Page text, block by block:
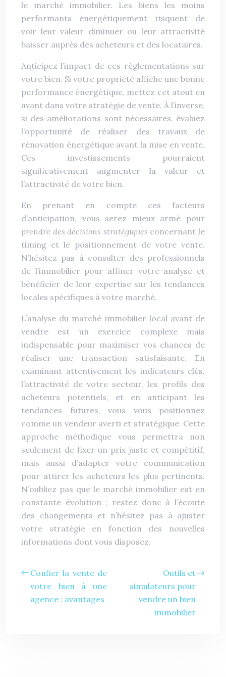
le marché immobilier. Les biens les moins
performants énergétiquement risquent de
voir leur valeur diminuer ou leur attractivité
baisser auprès des acheteurs et des locataires.
Anticipez l’impact de ces réglementations sur
votre bien. Si votre propriété affiche une bonne
performance énergétique, mettez cet atout en
avant dans votre stratégie de vente. À l’inverse,
si des améliorations sont nécessaires, évaluez
l’opportunité de réaliser des travaux de
rénovation énergétique avant la mise en vente.
Ces investissements pourraient
significativement augmenter la valeur et
l’attractivité de votre bien.
En prenant en compte ces facteurs
d’anticipation, vous serez mieux armé pour
prendre des décisions stratégiques concernant le
timing et le positionnement de votre vente.
N’hésitez pas à consulter des professionnels
de l’immobilier pour affiner votre analyse et
bénéficier de leur expertise sur les tendances
locales spécifiques à votre marché.
L’analyse du marché immobilier local avant de
vendre est un exercice complexe mais
indispensable pour maximiser vos chances de
réaliser une transaction satisfaisante. En
examinant attentivement les indicateurs clés,
l’attractivité de votre secteur, les profils des
acheteurs potentiels, et en anticipant les
tendances futures, vous vous positionnez
comme un vendeur averti et stratégique. Cette
approche méthodique vous permettra non
seulement de fixer un prix juste et compétitif,
mais aussi d’adapter votre communication
pour attirer les acheteurs les plus pertinents.
N’oubliez pas que le marché immobilier est en
constante évolution ; restez donc à l’écoute
des changements et n’hésitez pas à ajuster
votre stratégie en fonction des nouvelles
informations dont vous disposez.
Confier la vente de
votre bien à une
agence : avantages
Outils et
simulateurs pour
vendre un bien
immobilier